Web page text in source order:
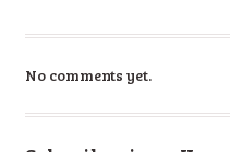
No comments yet.